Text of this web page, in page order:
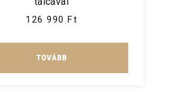
126 990 Ft
TOVÁBB